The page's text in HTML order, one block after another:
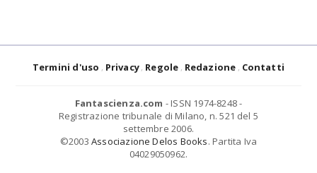
Termini d'uso Privacy Regole Redazione Contatti
Fantascienza.com - ISSN 1974-8248 -
Registrazione tribunale di Milano, n. 521 del 5
settembre 2006.
©2003 Associazione Delos Books. Partita Iva
04029050962.